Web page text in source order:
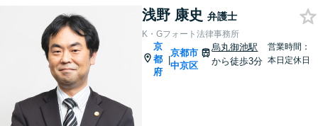
浅野 康史 弁護士
K・Gフォート法律事務所
京
都
府
|
京都市
中京区
烏丸御池駅
から徒歩3分
営業時間：
本日定休日